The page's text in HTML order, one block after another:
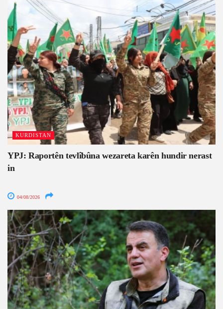
KURDISTAN
YPJ: Raportên tevlîbûna wezareta karên hundir nerast
in
04/08/2026